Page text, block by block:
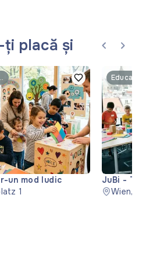
placă și
de master
un mod ludic
1
Educație
JuBi -
Viena
Wien,